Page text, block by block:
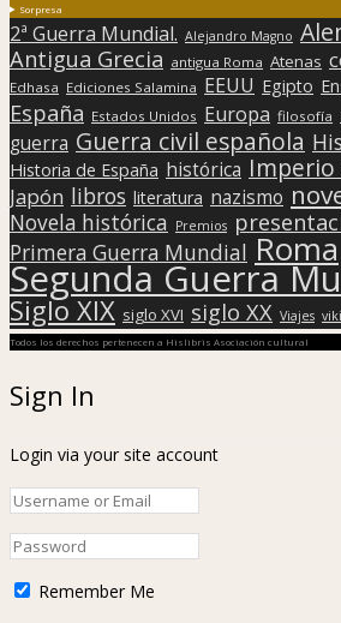
Sorpresa
2ª Guerra Mundial. Alejandro Magno
Antigua Grecia antigua Roma Atenas
Edhasa Ediciones Salamina EEUU Egipto
España Estados Unidos Europa filosofía
guerra Guerra civil española
Historia de España histórica
Japón libros literatura nazismo
Novela histórica Premios
Primera Guerra Mundial Roma
Segunda Guerra
Siglo XIX siglo XVI siglo XX Viajes
Todos los derechos pertenecen a Hislibris Asociación cultural
Sign In
Login via your site account
Remember Me